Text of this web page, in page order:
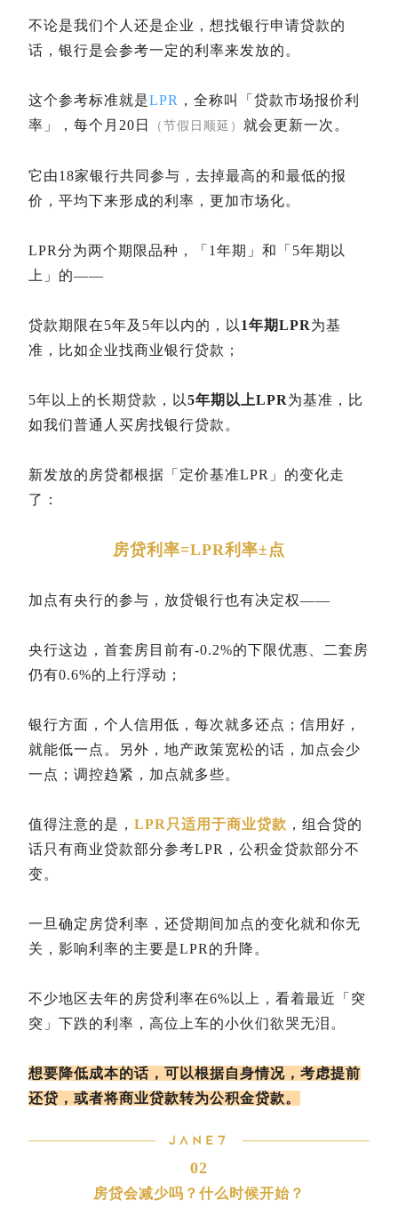
不论是我们个人还是企业，想找银行申请贷款的
话，银行是会参考一定的利率来发放的。
这个参考标准就是LPR ，全称叫「贷款市场报价利
率」，每个月20日
（节假日顺延） 就会更新一次。
它由18家银行共同参与，去掉最高的和最低的报
价，平均下来形成的利率，更加市场化。
LPR分为两个期限品种，「1年期」和「5年期以
上」的——
贷款期限在5年及5年以内的，以 1年期LPR为基
准，比如企业找商业银行贷款；
5年以上的长期贷款，以5年期以上LPR为基准，比
如我们普通人买房找银行贷款。
新发放的房贷都根据「定价基准LPR」的变化走
了：
房贷利率=LPR利率±点
加点有央行的参与，放贷银行也有决定权——
央行这边，首套房目前有-0.2%的下限优惠、二套房
仍有0.6%的上行浮动；
银行方面，个人信用低，每次就多还点；信用好，
就能低一点。另外，地产政策宽松的话，加点会少
一点；调控趋紧，加点就多些。
值得注意的是， LPR只适用于商业贷款 ，组合贷的
话只有商业贷款部分参考LPR，公积金贷款部分不
变。
一旦确定房贷利率，还贷期间加点的变化就和你无
关，影响利率的主要是LPR的升降。
不少地区去年的房贷利率在6%以上，看着最近「突
突」下跌的利率，高位上车的小伙们欲哭无泪。
想要降低成本的话，可以根据自身情况，考虑提前
还贷，或者将商业贷款转为公积金贷款。
02
房贷会减少吗？什么时候开始？